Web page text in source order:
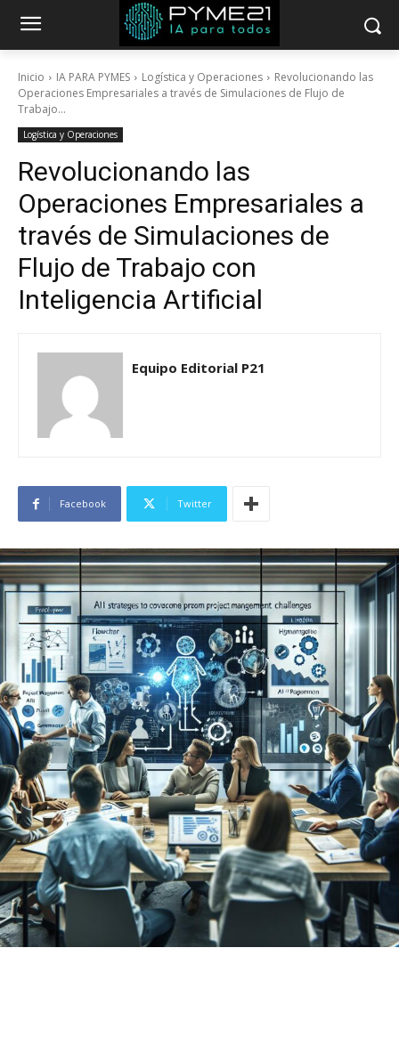
Inicio IA PARA PYMES Logística y Operaciones
Revolucionando las
Operaciones Empresariales a través de Simulaciones de Flujo de
Trabajo...
Logística y Operaciones
Revolucionando las
Operaciones Empresariales a
través de Simulaciones de
Flujo de Trabajo con
Inteligencia Artificial
Equipo Editorial P21
Facebook Twitter